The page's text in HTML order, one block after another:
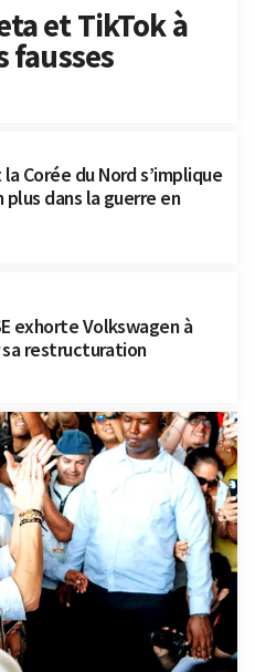
et TikTok à
fausses
Corée du Nord s’implique
plus dans la guerre en
exhorte Volkswagen à
restructuration